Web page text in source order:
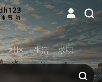
社区 生活 求职